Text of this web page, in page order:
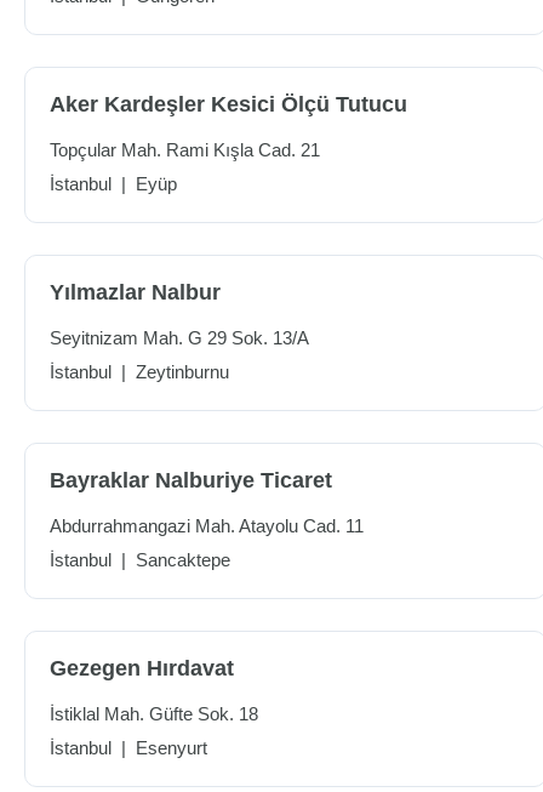
Aker Kardeşler Kesici Ölçü Tutucu
Topçular Mah. Rami Kışla Cad. 21
İstanbul | Eyüp
Yılmazlar Nalbur
Seyitnizam Mah. G 29 Sok. 13/A
İstanbul | Zeytinburnu
Bayraklar Nalburiye Ticaret
Abdurrahmangazi Mah. Atayolu Cad. 11
İstanbul | Sancaktepe
Gezegen Hırdavat
İstiklal Mah. Güfte Sok. 18
İstanbul | Esenyurt